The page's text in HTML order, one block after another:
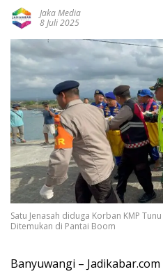
Jaka Media
8 Juli 2025
Satu Jenasah diduga Korban KMP
Ditemukan di Pantai Boom
Banyuwangi – Jadikabar.com